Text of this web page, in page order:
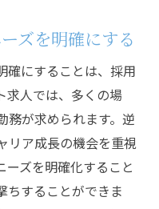
とその利点
にする
ロセスを構築する
考える
の役割分担
ズを明確にする
確にすることは、採用
求人では、多くの場
務が求められます。逆
リア成長の機会を重視
ーズを明確化すること
ちすることができま